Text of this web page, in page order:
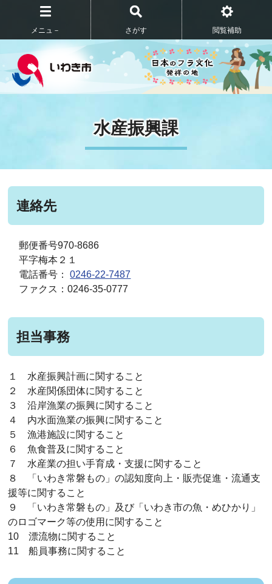
メニュ－ さがす 閲覧補助
水産振興課
連絡先
郵便番号970-8686
平字梅本２１
電話番号：0246-22-7487
ファクス：0246-35-0777
担当事務
１ 水産振興計画に関すること
２ 水産関係団体に関すること
３ 沿岸漁業の振興に関すること
４ 内水面漁業の振興に関すること
５ 漁港施設に関すること
６ 魚食普及に関すること
７ 水産業の担い手育成・支援に関すること
８ 「いわき常磐もの」の認知度向上・販売促進・流通支
援等に関すること
９ 「いわき常磐もの」及び「いわき市の魚・めひかり」
のロゴマーク等の使用に関すること
10 漂流物に関すること
11 船員事務に関すること